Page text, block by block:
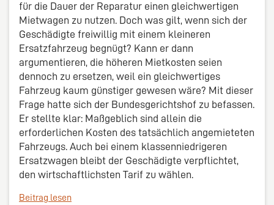
für die Dauer der Reparatur einen gleichwertigen
Mietwagen zu nutzen. Doch was gilt, wenn sich der
Geschädigte freiwillig mit einem kleineren
Ersatzfahrzeug begnügt? Kann er dann
argumentieren, die höheren Mietkosten seien
dennoch zu ersetzen, weil ein gleichwertiges
Fahrzeug kaum günstiger gewesen wäre? Mit dieser
Frage hatte sich der Bundesgerichtshof zu befassen.
Er stellte klar: Maßgeblich sind allein die
erforderlichen Kosten des tatsächlich angemieteten
Fahrzeugs. Auch bei einem klassenniedrigeren
Ersatzwagen bleibt der Geschädigte verpflichtet,
den wirtschaftlichsten Tarif zu wählen.
Beitrag lesen